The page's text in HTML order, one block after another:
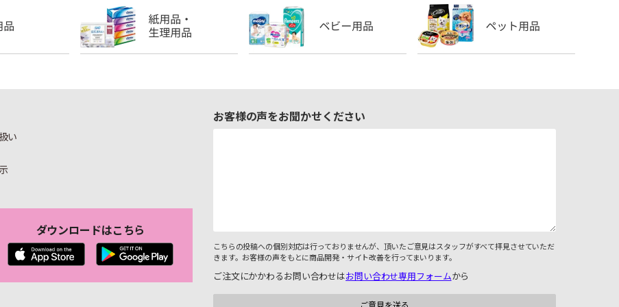
い
ダウンロードはこちら
お客様の声をお聞かせください
こちらの投稿への個別対応は行っておりませんが、頂いたご意見はスタッフがすべて拝見させていただ
きます。お客様の声をもとに商品開発・サイト改善を行ってまいります。
ご注文にかかわるお問い合わせはお問い合わせ専用フォームから